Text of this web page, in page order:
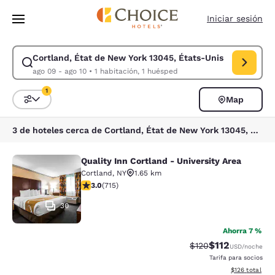
Pasar A Contenido Principal
Iniciar sesión
Cortland, État de New York 13045, États-Unis
ago 09 - ago 10• 1 habitación, 1 huésped
Modificar la búsqueda de Cortland, État de New York 13045, États-
Ordenar y filtrar
1
Map
3 de hoteles cerca de Cortland, État de New York 13045, États-Unis coinciden con tus filtros
Quality Inn Cortland - University
30
Quality Inn Cortland - University Area
Cortland, NY
1.65 km
calificación de 2.96 estrellas. Feria. 715 reseñas
3.0(715)
Ahorra 7 %
Precio tachado:
$120Precio con
$112USD/noche
Tarifa para socios
Ver detalles
$126 total